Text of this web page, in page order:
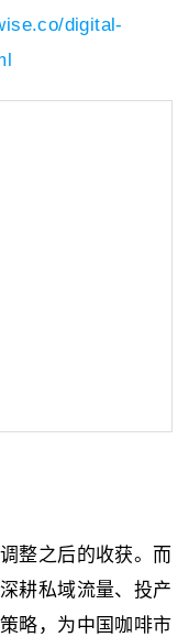
digital-
整之后的收获。而
耕私域流量、投产
略，为中国咖啡市